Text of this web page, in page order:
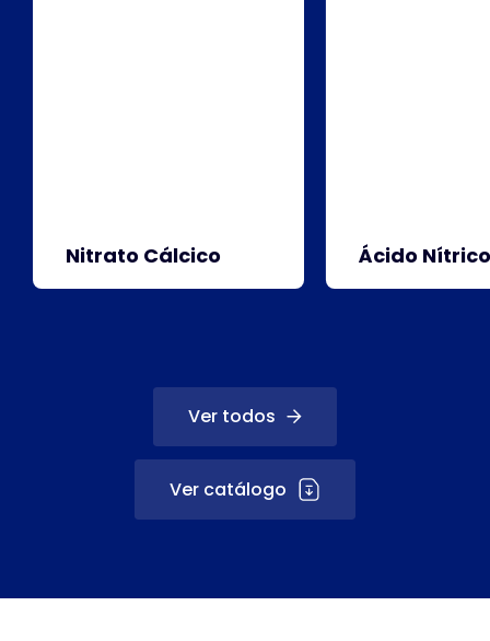
Nitrato Cálcico Ácido Nítrico
Ver todos
Ver catálogo